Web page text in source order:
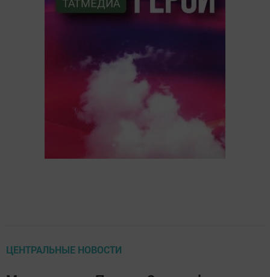
ЦЕНТРАЛЬНЫЕ НОВОСТИ